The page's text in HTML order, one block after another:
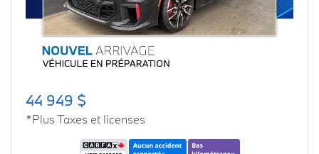
44 949 $
*Plus Taxes et licenses